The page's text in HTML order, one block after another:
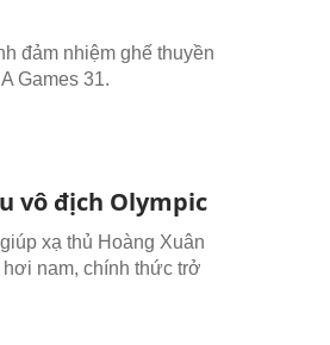
đảm nhiệm ghế thuyền
Games 31.
vô địch Olympic
xạ thủ Hoàng Xuân
nam, chính thức trở